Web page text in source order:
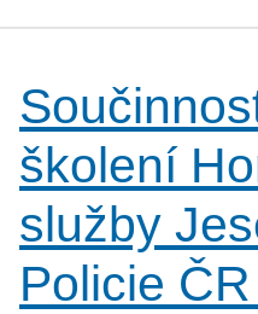
školení
služby
Policie